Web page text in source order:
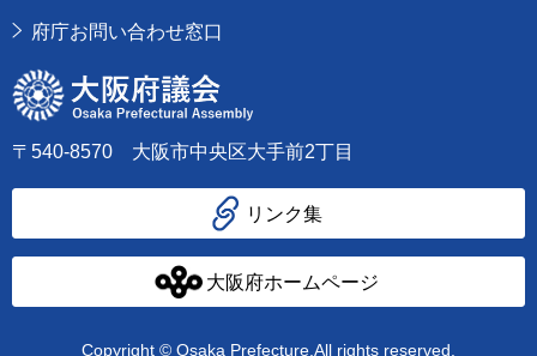
府庁お問い合わせ窓口
大阪府議会
〒540-8570 大阪市中央区大手前2丁目
リンク集
大阪府ホームページ
Copyright © Osaka Prefecture,All rights reserved.